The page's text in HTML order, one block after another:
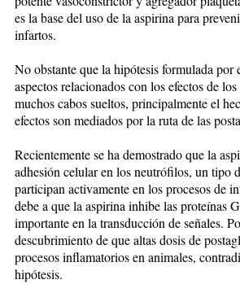
es la base del uso de la aspirina para
infartos.
No obstante que la hipótesis formulada por
aspectos relacionados con los efectos de
muchos cabos sueltos, principalmente el
efectos son mediados por la ruta de las
Recientemente se ha demostrado que la
adhesión celular en los neutrófilos, un tipo
participan activamente en los procesos de
debe a que la aspirina inhibe las proteínas
importante en la transducción de señales.
descubrimiento de que altas dosis de
procesos inflamatorios en animales,
hipótesis.